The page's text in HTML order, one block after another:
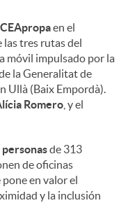
en el
las tres rutas del
móvil impulsado por la
la Generalitat de
Ullà (Baix Empordà).
Romero , y el
de 313
de oficinas
en valor el
y la inclusión